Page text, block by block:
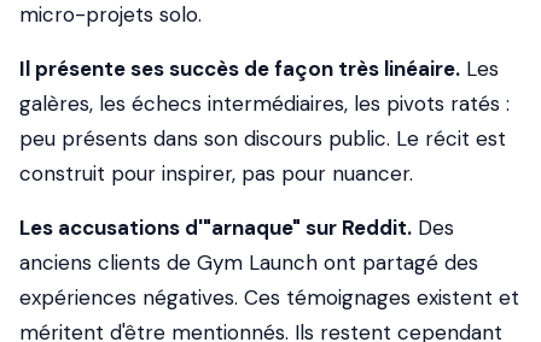
micro-projets solo.
Il présente ses succès de façon très linéaire. Les
galères, les échecs intermédiaires, les pivots ratés :
peu présents dans son discours public. Le récit est
construit pour inspirer, pas pour nuancer.
Les accusations d'"arnaque" sur Reddit. Des
anciens clients de Gym Launch ont partagé des
expériences négatives. Ces témoignages existent et
méritent d'être mentionnés. Ils restent cependant